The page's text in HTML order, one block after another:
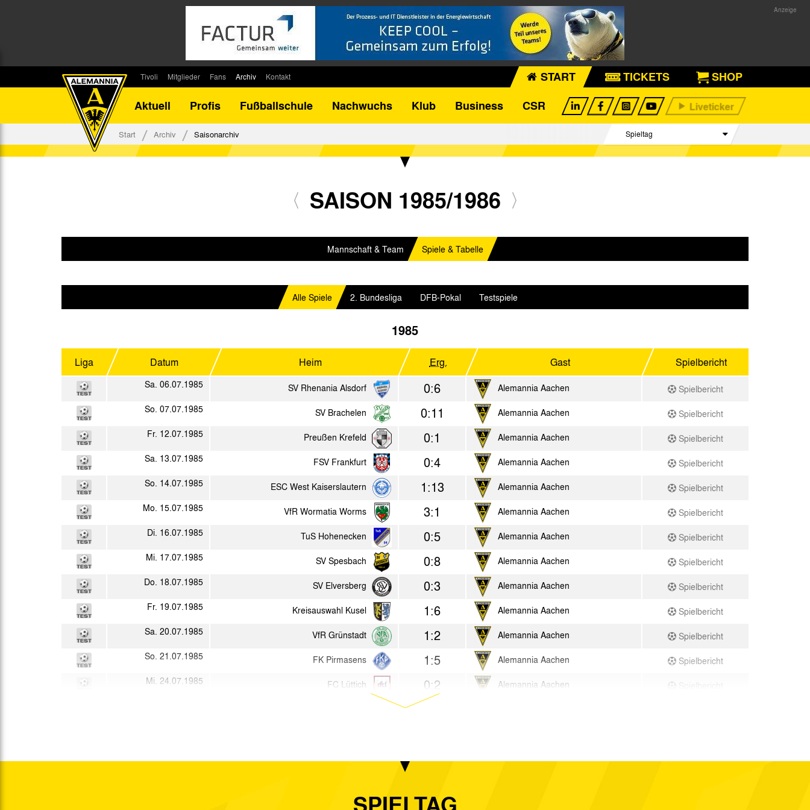
Tivoli
Stadionsprecher
Stadiongaststätte Klömpchensklub
Mitglieder
Kontakt
Fans
Fanbeirat
Fan-Klubs
Archiv
Bilanz DFB-Pokal
Kontakt START TICKETS
SHOP
Aktuell
Profis Fußballschule Nachwuchs Klub Business CSR
Start Archiv Saisonarchiv
Spieltag
Begegnungen
SAISON 1985/1986
Mannschaft & Team Spiele & Tabelle
Alle Spiele 2. Bundesliga DFB-Pokal Testspiele
1985
Liga Datum Heim Erg. Gast Spielbericht
Sa. 06.07.1985 SV Rhenania Alsdorf 0:6 Alemannia Aachen
Spielbericht
So. 07.07.1985
SV Brachelen 0:11 Alemannia Aachen
Spielbericht
Fr. 12.07.1985
Preußen Krefeld 0:1 Alemannia Aachen
Spielbericht
Sa. 13.07.1985
FSV Frankfurt 0:4 Alemannia Aachen
Spielbericht
So. 14.07.1985
ESC West Kaiserslautern 1:13 Alemannia Aachen
Spielbericht
Mo. 15.07.1985
VfR Wormatia Worms 3:1 Alemannia Aachen
Spielbericht
Di. 16.07.1985
TuS Hohenecken 0:5 Alemannia Aachen
Spielbericht
Mi. 17.07.1985
SV Spesbach 0:8 Alemannia Aachen
Spielbericht
Do. 18.07.1985
SV Elversberg 0:3 Alemannia Aachen
Spielbericht
Fr. 19.07.1985
Kreisauswahl Kusel 1:6 Alemannia Aachen
Spielbericht
Sa. 20.07.1985
VfR Grünstadt 1:2 Alemannia Aachen
Spielbericht
So. 21.07.1985
FK Pirmasens 1:5 Alemannia Aachen
Spielbericht
Mi. 24.07.1985
FC Lüttich 0:2 Alemannia Aachen
Alemannia Aachen 1:1 Blau Weiß 90 Berlin
Spielbericht